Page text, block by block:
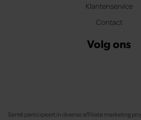
Klantenservice
Contact
Volg ons
Santé participeert in diverse affiliate marketing